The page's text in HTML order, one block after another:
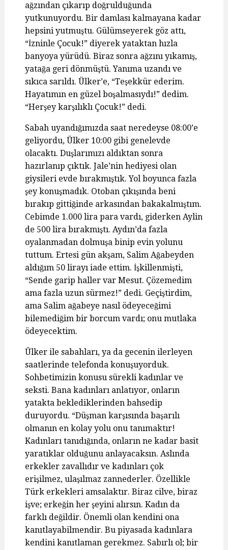
ağzından çıkarıp doğrulduğunda
yutkunuyordu. Bir damlası kalmayana kadar
hepsini yutmuştu. Gülümseyerek göz attı,
“İzninle Çocuk!” diyerek yataktan hızla
banyoya yürüdü. Biraz sonra ağzını yıkamış,
yatağa geri dönmüştü. Yanıma uzandı ve
sıkıca sarıldı. Ülker’e, “Teşekkür ederim.
Hayatımın en güzel boşalmasıydı!” dedim.
“Herşey karşılıklı Çocuk!” dedi.
Sabah uyandığımızda saat neredeyse 08:00’e
geliyordu, Ülker 10:00 gibi genelevde
olacaktı. Duşlarımızı aldıktan sonra
hazırlanıp çıktık. Jale’nin hediyesi olan
giysileri evde bırakmıştık. Yol boyunca fazla
şey konuşmadık. Otoban çıkışında beni
bırakıp gittiğinde arkasından bakakalmıştım.
Cebimde 1.000 lira para vardı, giderken Aylin
de 500 lira bırakmıştı. Aydın’da fazla
oyalanmadan dolmuşa binip evin yolunu
tuttum. Ertesi gün akşam, Salim Ağabeyden
aldığım 50 lirayı iade ettim. İşkillenmişti,
“Sende garip haller var Mesut. Çözemedim
ama fazla uzun sürmez!” dedi. Geçiştirdim,
ama Salim ağabeye nasıl ödeyeceğimi
bilemediğim bir borcum vardı; onu mutlaka
ödeyecektim.
Ülker ile sabahları, ya da gecenin ilerleyen
saatlerinde telefonda konuşuyorduk.
Sohbetimizin konusu sürekli kadınlar ve
seksti. Bana kadınları anlatıyor, onların
yatakta beklediklerinden bahsedip
duruyordu. “Düşman karşısında başarılı
olmanın en kolay yolu onu tanımaktır!
Kadınları tanıdığında, onların ne kadar basit
yaratıklar olduğunu anlayacaksın. Aslında
erkekler zavallıdır ve kadınları çok
erişilmez, ulaşılmaz zannederler. Özellikle
Türk erkekleri amsalaktır. Biraz cilve, biraz
işve; erkeğin her şeyini alırsın. Kadın da
farklı değildir. Önemli olan kendini ona
kanıtlayabilmendir. Bu piyasada kadınlara
kendini kanıtlaman gerekmez. Sabırlı ol; bir